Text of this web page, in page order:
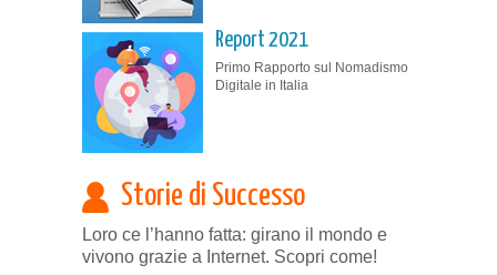
Report 2021
Primo Rapporto sul Nomadismo
Digitale in Italia
Storie di Successo
Loro ce l’hanno fatta: girano il mondo e
vivono grazie a Internet. Scopri come!